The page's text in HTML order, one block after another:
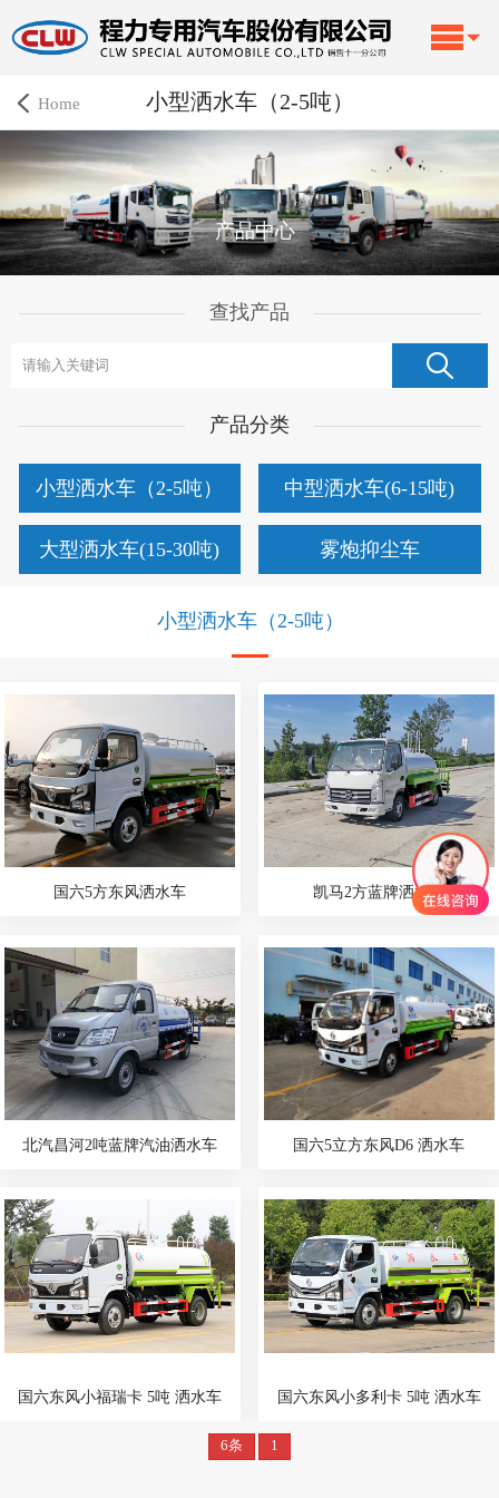
Home 小型洒水车（2-5吨）
产品中心
查找产品
产品分类
小型洒水车（2-5吨） 中型洒水车(6-15吨)
大型洒水车(15-30吨) 雾炮抑尘车
小型洒水车（2-5吨）
国六5方东风洒水车 凯马2方蓝牌洒水车
北汽昌河2吨蓝牌汽油洒水车 国六5立方东风D6 洒水车
国六东风小福瑞卡 5吨 洒水车 国六东风小多利卡 5吨 洒水车
6条 1